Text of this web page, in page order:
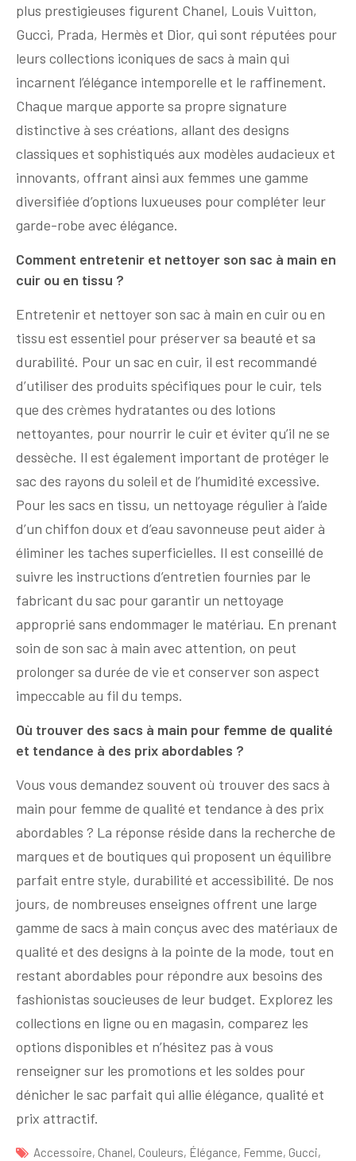
plus prestigieuses figurent Chanel, Louis Vuitton,
Gucci, Prada, Hermès et Dior, qui sont réputées pour
leurs collections iconiques de sacs à main qui
incarnent l’élégance intemporelle et le raffinement.
Chaque marque apporte sa propre signature
distinctive à ses créations, allant des designs
classiques et sophistiqués aux modèles audacieux et
innovants, offrant ainsi aux femmes une gamme
diversifiée d’options luxueuses pour compléter leur
garde-robe avec élégance.
Comment entretenir et nettoyer son sac à main en
cuir ou en tissu ?
Entretenir et nettoyer son sac à main en cuir ou en
tissu est essentiel pour préserver sa beauté et sa
durabilité. Pour un sac en cuir, il est recommandé
d’utiliser des produits spécifiques pour le cuir, tels
que des crèmes hydratantes ou des lotions
nettoyantes, pour nourrir le cuir et éviter qu’il ne se
dessèche. Il est également important de protéger le
sac des rayons du soleil et de l’humidité excessive.
Pour les sacs en tissu, un nettoyage régulier à l’aide
d’un chiffon doux et d’eau savonneuse peut aider à
éliminer les taches superficielles. Il est conseillé de
suivre les instructions d’entretien fournies par le
fabricant du sac pour garantir un nettoyage
approprié sans endommager le matériau. En prenant
soin de son sac à main avec attention, on peut
prolonger sa durée de vie et conserver son aspect
impeccable au fil du temps.
Où trouver des sacs à main pour femme de qualité
et tendance à des prix abordables ?
Vous vous demandez souvent où trouver des sacs à
main pour femme de qualité et tendance à des prix
abordables ? La réponse réside dans la recherche de
marques et de boutiques qui proposent un équilibre
parfait entre style, durabilité et accessibilité. De nos
jours, de nombreuses enseignes offrent une large
gamme de sacs à main conçus avec des matériaux de
qualité et des designs à la pointe de la mode, tout en
restant abordables pour répondre aux besoins des
fashionistas soucieuses de leur budget. Explorez les
collections en ligne ou en magasin, comparez les
options disponibles et n’hésitez pas à vous
renseigner sur les promotions et les soldes pour
dénicher le sac parfait qui allie élégance, qualité et
prix attractif.
Accessoire, Chanel, Couleurs, Élégance, Femme, Gucci,